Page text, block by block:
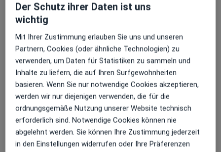
Wirbelsäulenchirurgie/Neurochirurgie
Viszeralchirurgie
Thoraxchirurgie
Augenchirurgie
Mein weiteres Leistungs­spektrum
In unserer Tagesklinik für Kleintiere Koch & Land
in Dresden bin ich für Ihren Liebling da wenn Sie
tierärztliche Hilfe benötigen. Wir bieten unter
anderem Leistungen aus den Bereichen der Chirurgie
Inneren Medizin und Orthopädie an. Somit kann ich
Ihrem Tier als Veterinärmediziner mit dem
Der Schutz ihrer Daten ist uns
wichtig
Mit Ihrer Zustimmung erlauben Sie uns und unseren
Partnern, Cookies (oder ähnliche Technologien) zu
verwenden, um Daten für Statistiken zu sammeln und
Inhalte zu liefern, die auf Ihren Surfgewohnheiten
basieren. Wenn Sie nur notwendige Cookies akzeptieren,
werden wir nur diejenigen verwenden, die für die
ordnungsgemäße Nutzung unserer Website technisch
erforderlich sind. Notwendige Cookies können nie
abgelehnt werden. Sie können Ihre Zustimmung jederzeit
in den Einstellungen widerrufen oder Ihre Präferenzen